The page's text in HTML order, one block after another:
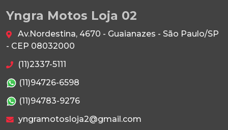
Yngra Motos Loja 02
Av.Nordestina, 4670 - Guaianazes - São Paulo/SP
- CEP 08032000
(11)2337-5111
(11)94726-6598
(11)94783-9276
yngramotosloja2@gmail.com